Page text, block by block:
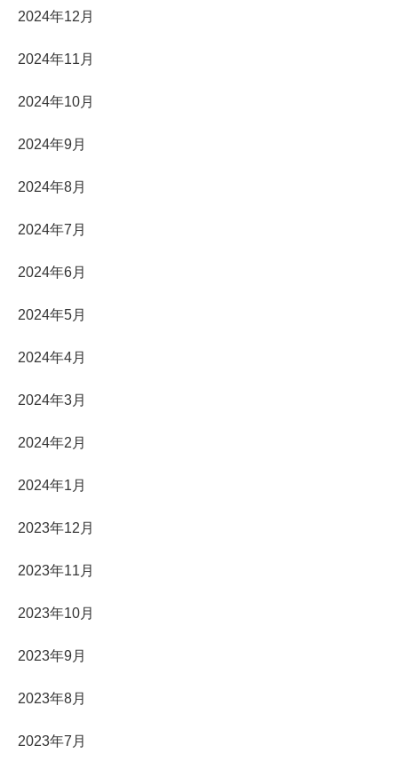
2024年12月
2024年11月
2024年10月
2024年9月
2024年8月
2024年7月
2024年6月
2024年5月
2024年4月
2024年3月
2024年2月
2024年1月
2023年12月
2023年11月
2023年10月
2023年9月
2023年8月
2023年7月